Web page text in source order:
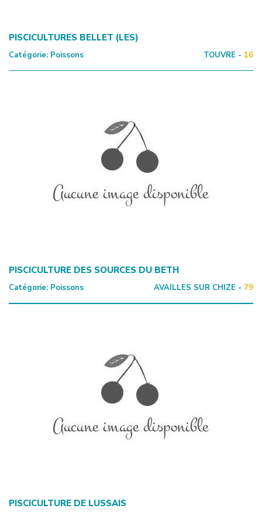
PISCICULTURES BELLET (LES)
Catégorie: Poissons TOUVRE - 16
PISCICULTURE DES SOURCES DU BETH
Catégorie: Poissons AVAILLES SUR CHIZE - 79
PISCICULTURE DE LUSSAIS